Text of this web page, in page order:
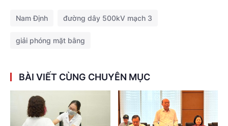
Nam Định đường dây 500kV mạch 3
giải phóng mặt bằng
BÀI VIẾT CÙNG CHUYÊN MỤC